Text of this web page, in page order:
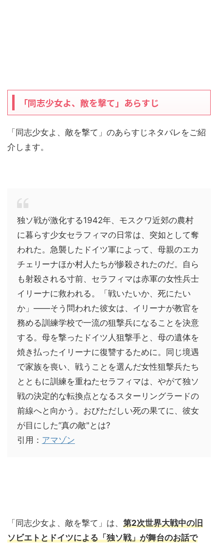
「同志少女よ、敵を撃て」あらすじ
「同志少女よ、敵を撃て」のあらすじネタバレをご紹
介します。
独ソ戦が激化する1942年、モスクワ近郊の農村
に暮らす少女セラフィマの日常は、突如として奪
われた。急襲したドイツ軍によって、母親のエカ
チェリーナほか村人たちが惨殺されたのだ。自ら
も射殺される寸前、セラフィマは赤軍の女性兵士
イリーナに救われる。「戦いたいか、死にたい
か」――そう問われた彼女は、イリーナが教官を
務める訓練学校で一流の狙撃兵になることを決意
する。母を撃ったドイツ人狙撃手と、母の遺体を
焼き払ったイリーナに復讐するために。同じ境遇
で家族を喪い、戦うことを選んだ女性狙撃兵たち
とともに訓練を重ねたセラフィマは、やがて独ソ
戦の決定的な転換点となるスターリングラードの
前線へと向かう。おびただしい死の果てに、彼女
が目にした“真の敵"とは?
引用： アマゾン
「同志少女よ、敵を撃て」は、 第2次世界大戦中の旧
ソビエトとドイツによる「独ソ戦」が舞台のお話で